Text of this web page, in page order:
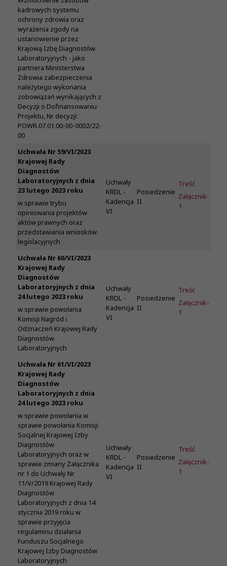
kadrowych systemu
ochrony zdrowia oraz
wyrażenia zgody na
ustanowienie przez
Krajową Izbę Diagnostów
Laboratoryjnych - jako
partnera Ministerstwa
Zdrowia zabezpieczenia
należytego wykonania
zobowiązań wynikających z
Decyzji o Dofinansowaniu
Projektu, Nr decyzji:
POWR.07.01.00-00-0002/22-
00
Uchwała Nr 59/VI/2023
Krajowej Rady
Diagnostów
Laboratoryjnych z dnia
23 lutego 2023 roku
w sprawie trybu
opiniowania projektów
aktów prawnych oraz
przedstawiania wniosków
legislacyjnych
Uchwały
KRDL -
Kadencja
VI
Posiedzenie
II
Treść
Załącznik-
1
Uchwała Nr 60/VI/2023
Krajowej Rady
Diagnostów
Laboratoryjnych z dnia
24 lutego 2023 roku
w sprawie powołania
Komisji Nagród i
Odznaczeń Krajowej Rady
Diagnostów
Laboratoryjnych
Uchwały
KRDL -
Kadencja
VI
Posiedzenie
II
Treść
Załącznik-
1
Uchwała Nr 61/VI/2023
Krajowej Rady
Diagnostów
Laboratoryjnych z dnia
24 lutego 2023 roku
w sprawie powołania w
sprawie powołania Komisji
Socjalnej Krajowej Izby
Diagnostów
Laboratoryjnych oraz w
sprawie zmiany Załącznika
nr 1 do Uchwały Nr
11/V/2019 Krajowej Rady
Diagnostów
Laboratoryjnych z dnia 14
stycznia 2019 roku w
sprawie przyjęcia
regulaminu działania
Funduszu Socjalnego
Krajowej Izby Diagnostów
Laboratoryjnych
Uchwały
KRDL -
Kadencja
VI
Posiedzenie
II
Treść
Załącznik-
1